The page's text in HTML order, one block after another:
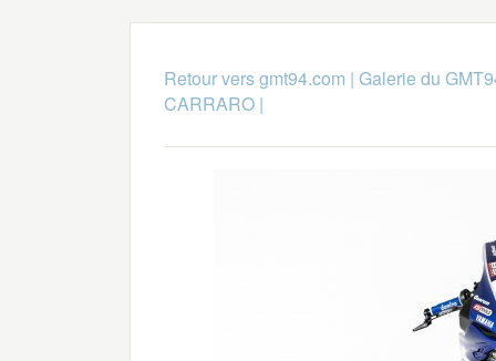
Retour vers gmt94.com | Galerie du
CARRARO|